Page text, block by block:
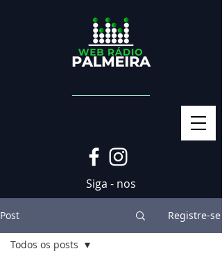
Siga - nos
Post Registre-se
Todos os posts